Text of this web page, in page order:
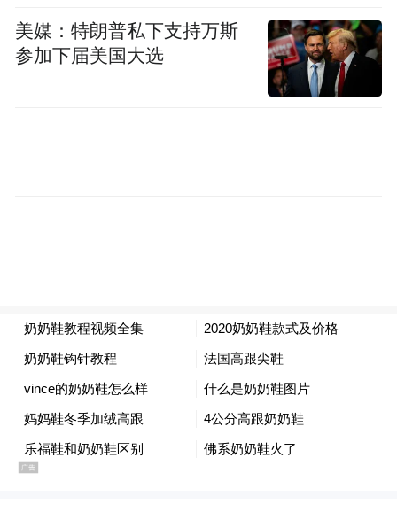
美媒：特朗普私下支持万斯
参加下届美国大选